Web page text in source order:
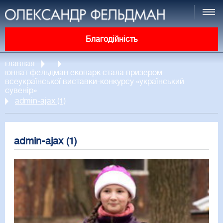
Благодійність
главная
юннат фельдман екопарк стала призером
всеукраїнської виставки-конкурсу «український
сувенір»
admin-ajax (1)
admin-ajax (1)